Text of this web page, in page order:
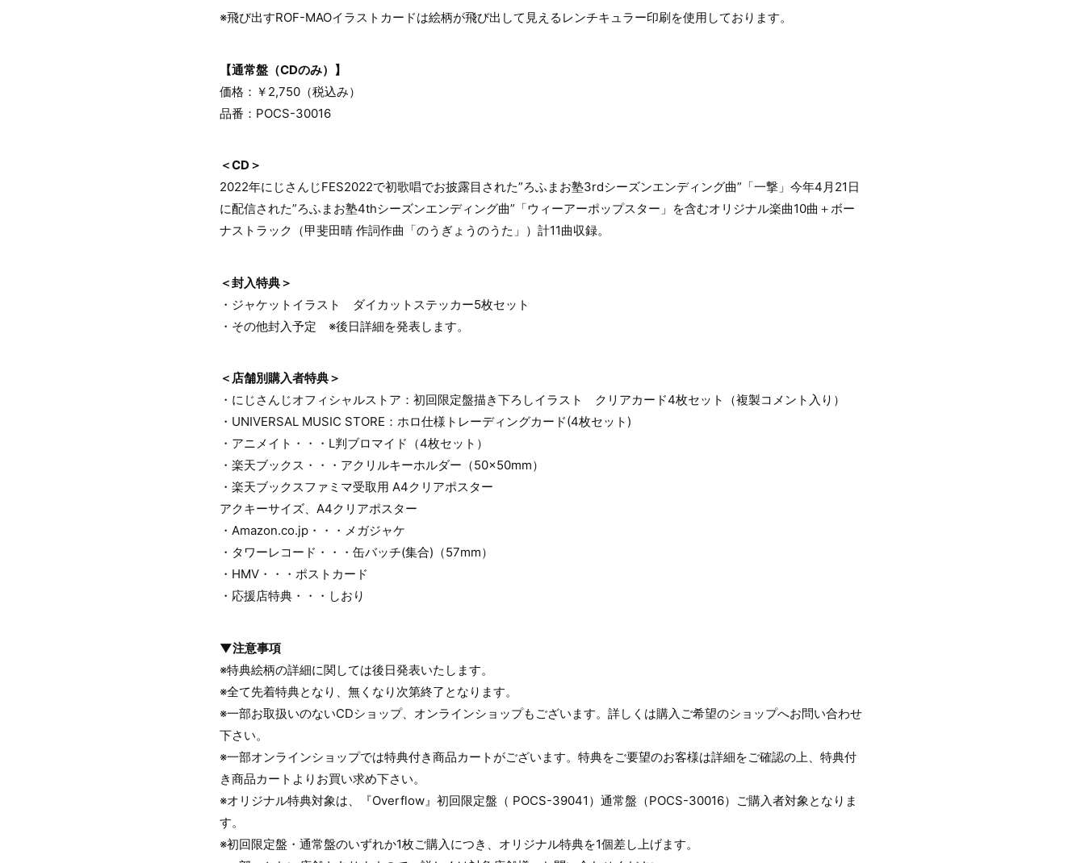
※飛び出すROF-MAOイラストカードは絵柄が飛び出して見えるレンチキュラー印刷を使用しております。
【通常盤（CDのみ）】
価格：￥2,750（税込み）
品番：POCS-30016
＜CD＞
2022年にじさんじFES2022で初歌唱でお披露目された”ろふまお塾3rdシーズンエンディング曲”「一撃」今年4月21日
に配信された”ろふまお塾4thシーズンエンディング曲”「ウィーアーポップスター」を含むオリジナル楽曲10曲＋ボー
ナストラック（甲斐田晴 作詞作曲「のうぎょうのうた」）計11曲収録。
＜封入特典＞
・ジャケットイラスト ダイカットステッカー5枚セット
・その他封入予定 ※後日詳細を発表します。
＜店舗別購入者特典＞
・にじさんじオフィシャルストア：初回限定盤描き下ろしイラスト クリアカード4枚セット（複製コメント入り）
・UNIVERSAL MUSIC STORE：ホロ仕様トレーディングカード(4枚セット)
・アニメイト・・・L判ブロマイド（4枚セット）
・楽天ブックス・・・アクリルキーホルダー（50×50mm）
・楽天ブックスファミマ受取用 A4クリアポスター
アクキーサイズ、A4クリアポスター
・Amazon.co.jp・・・メガジャケ
・タワーレコード・・・缶バッチ(集合)（57mm）
・HMV・・・ポストカード
・応援店特典・・・しおり
▼注意事項
※特典絵柄の詳細に関しては後日発表いたします。
※全て先着特典となり、無くなり次第終了となります。
※一部お取扱いのないCDショップ、オンラインショップもございます。詳しくは購入ご希望のショップへお問い合わせ
下さい。
※一部オンラインショップでは特典付き商品カートがございます。特典をご要望のお客様は詳細をご確認の上、特典付
き商品カートよりお買い求め下さい。
※オリジナル特典対象は、『Overflow』初回限定盤（ POCS-39041）通常盤（POCS-30016）ご購入者対象となりま
す。
※初回限定盤・通常盤のいずれか1枚ご購入につき、オリジナル特典を1個差し上げます。